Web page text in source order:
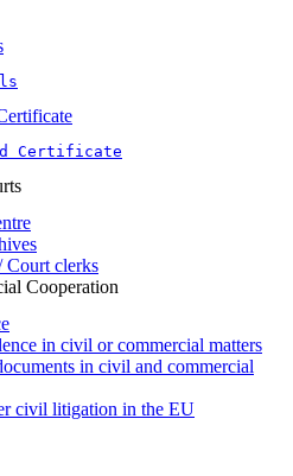
Certificate
Court clerks
Cooperation
in civil or commercial matters
in civil and commercial
civil litigation in the EU